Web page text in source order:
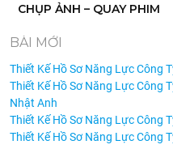
CHỤP ẢNH – QUAY PHIM
BÀI MỚI
Thiết Kế Hồ Sơ Năng Lực Công
Thiết Kế Hồ Sơ Năng Lực Công
Nhật Anh
Thiết Kế Hồ Sơ Năng Lực Công
Thiết Kế Hồ Sơ Năng Lực Công